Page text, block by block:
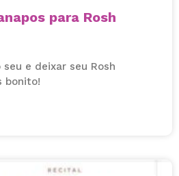
para Rosh
e deixar seu Rosh
bonito!